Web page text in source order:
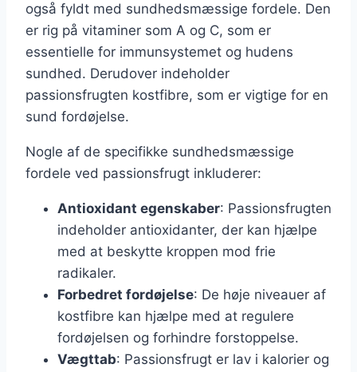
også fyldt med sundhedsmæssige fordele. Den
er rig på vitaminer som A og C, som er
essentielle for immunsystemet og hudens
sundhed. Derudover indeholder
passionsfrugten kostfibre, som er vigtige for en
sund fordøjelse.
Nogle af de specifikke sundhedsmæssige
fordele ved passionsfrugt inkluderer:
Antioxidant egenskaber: Passionsfrugten
indeholder antioxidanter, der kan hjælpe
med at beskytte kroppen mod frie
radikaler.
Forbedret fordøjelse: De høje niveauer af
kostfibre kan hjælpe med at regulere
fordøjelsen og forhindre forstoppelse.
Vægttab: Passionsfrugt er lav i kalorier og